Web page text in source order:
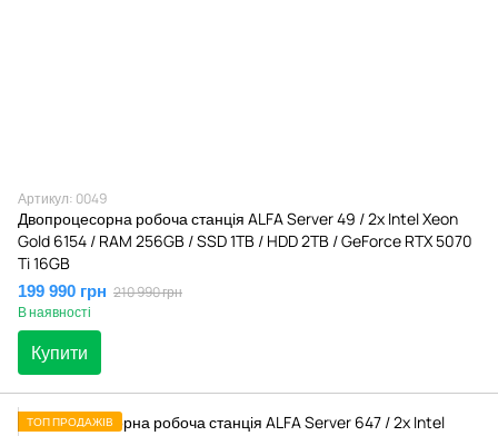
Артикул: 0049
Двопроцесорна робоча станція ALFA Server 49 / 2x Intel Xeon
Gold 6154 / RAM 256GB / SSD 1TB / HDD 2TB / GeForce RTX 5070
Ti 16GB
199 990 грн 210 990 грн
В наявності
Купити
ТОП ПРОДАЖІВ